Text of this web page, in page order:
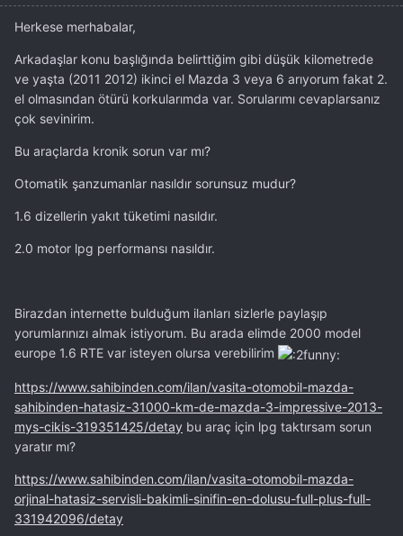
Herkese merhabalar,
Arkadaşlar konu başlığında belirttiğim gibi düşük kilometrede
ve yaşta (2011 2012) ikinci el Mazda 3 veya 6 arıyorum fakat 2.
el olmasından ötürü korkularımda var. Sorularımı cevaplarsanız
çok sevinirim.
Bu araçlarda kronik sorun var mı?
Otomatik şanzumanlar nasıldır sorunsuz mudur?
1.6 dizellerin yakıt tüketimi nasıldır.
2.0 motor lpg performansı nasıldır.
Birazdan internette bulduğum ilanları sizlerle paylaşıp
yorumlarınızı almak istiyorum. Bu arada elimde 2000 model
europe 1.6 RTE var isteyen olursa verebilirim
https://www.sahibinden.com/ilan/vasita-otomobil-mazda-
sahibinden-hatasiz-31000-km-de-mazda-3-impressive-2013-
mys-cikis-319351425/detay bu araç için lpg taktırsam sorun
yaratır mı?
https://www.sahibinden.com/ilan/vasita-otomobil-mazda-
orjinal-hatasiz-servisli-bakimli-sinifin-en-dolusu-full-plus-full-
331942096/detay